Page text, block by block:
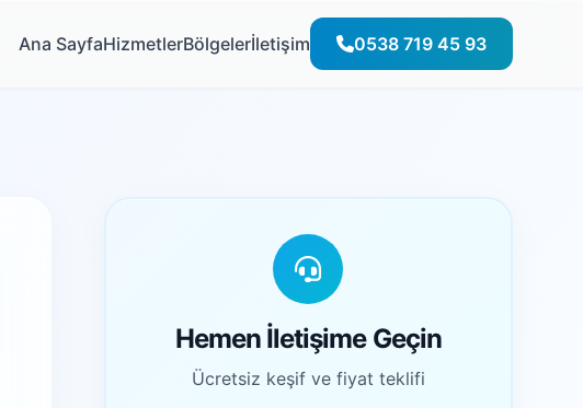
Ana SayfaHizmetlerBölgelerİletişim 0538 719 45 93
Hemen İletişime Geçin
Ücretsiz keşif ve fiyat teklifi